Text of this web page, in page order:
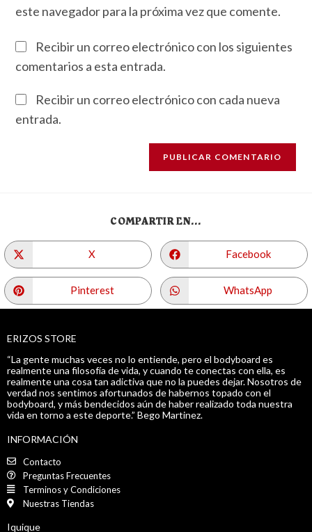
este navegador para la próxima vez que comente.
Recibir un correo electrónico con los siguientes
comentarios a esta entrada.
Recibir un correo electrónico con cada nueva
entrada.
COMPARTIR EN...
X Facebook
Pinterest WhatsApp
ERIZOS STORE
“La gente muchas veces no lo entiende, pero el bodyboard es
realmente una filosofía de vida, y cuando te conectas con ella, es
realmente una cosa tan adictiva que no la puedes dejar. Nosotros de
verdad nos sentimos afortunados de habernos topado con el
bodyboard, y más bendecidos aún de haber realizado toda nuestra
vida en torno a este deporte.” Bego Martinez.
INFORMACIÓN
Contacto
Preguntas Frecuentes
Terminos y Condiciones
Nuestras Tiendas
Iquique